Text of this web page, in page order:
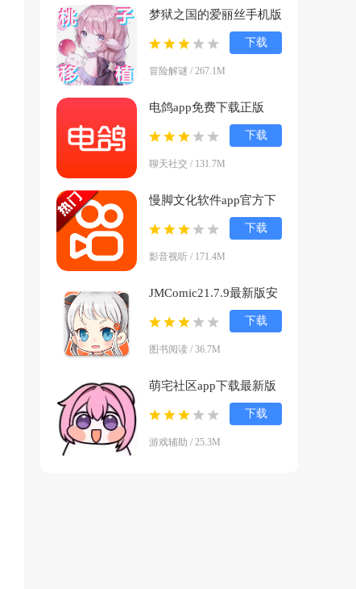
梦狱之国的爱丽丝手机版
下载(夢獄の国的爱丽
丝)v1.0.1 官方版
冒险解谜 / 267.1M
下载
电鸽app免费下载正版
聊天社交 / 131.7M
下载
慢脚文化软件app官方下
载(快手)v14.0.30.46307
影音视听 / 171.4M
下载
JMComic21.7.9最新版安
装包下载v1.8.2 官方正版
图书阅读 / 36.7M
下载
萌宅社区app下载最新版
游戏辅助 / 25.3M
下载